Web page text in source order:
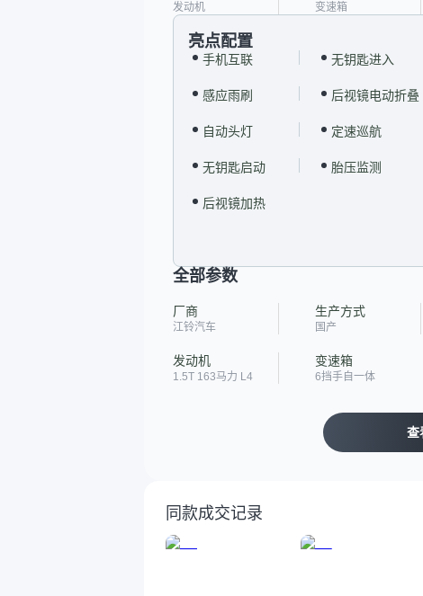
发动机 变速箱
亮点配置
手机互联 无钥匙进入
感应雨刷 后视镜电动折叠
自动头灯 定速巡航
无钥匙启动 胎压监测
后视镜加热
全部参数
厂商
江铃汽车
生产方式
国产
发动机
1.5T 163马力 L4
变速箱
6挡手自一体
查
同款成交记录